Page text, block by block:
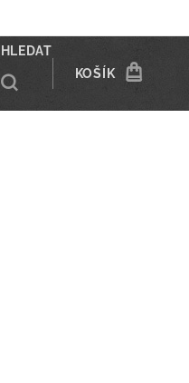
HLEDAT
KOŠÍK